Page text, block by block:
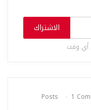
الاشتراك
أي وقت
1